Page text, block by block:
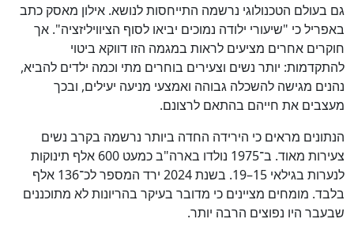
גם בעולם הטכנולוגי נרשמה התייחסות לנושא. אילון מאסק כתב
באפריל כי "שיעורי ילודה נמוכים יביאו לסוף הציוויליזציה". אך
חוקרים אחרים מציעים לראות במגמה הזו דווקא ביטוי
להתקדמות: יותר נשים וצעירים בוחרים מתי וכמה ילדים להביא,
נהנים מגישה להשכלה גבוהה ואמצעי מניעה יעילים, ובכך
מעצבים את חייהם בהתאם לרצונם.
הנתונים מראים כי הירידה החדה ביותר נרשמה בקרב נשים
צעירות מאוד. ב־1975 נולדו בארה"ב כמעט 600 אלף תינוקות
לנערות בגילאי 15–19. בשנת 2024 ירד המספר לכ־136 אלף
בלבד. מומחים מציינים כי מדובר בעיקר בהריונות לא מתוכננים
שבעבר היו נפוצים הרבה יותר.